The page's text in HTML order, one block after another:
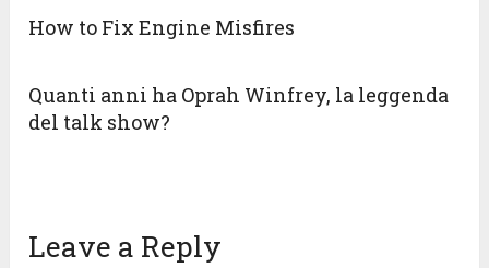
How to Fix Engine Misfires
Quanti anni ha Oprah Winfrey, la leggenda
del talk show?
Leave a Reply